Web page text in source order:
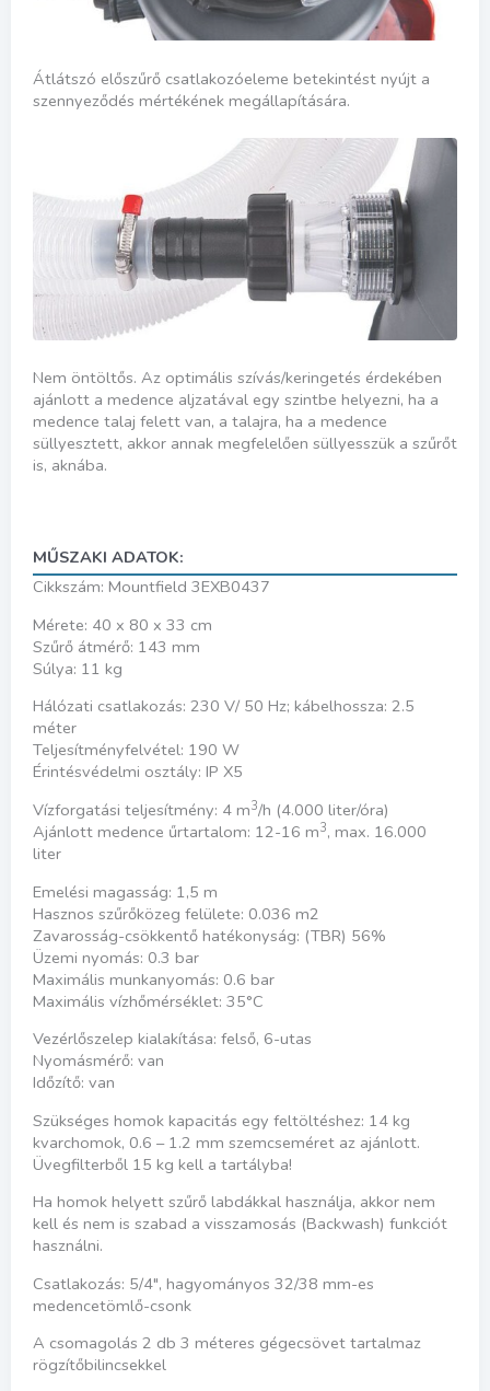
Átlátszó előszűrő csatlakozóeleme betekintést nyújt a
szennyeződés mértékének megállapítására.
Nem öntöltős. Az optimális szívás/keringetés érdekében
ajánlott a medence aljzatával egy szintbe helyezni, ha a
medence talaj felett van, a talajra, ha a medence
süllyesztett, akkor annak megfelelően süllyesszük a szűrőt
is, aknába.
MŰSZAKI ADATOK:
Cikkszám: Mountfield 3EXB0437
Mérete: 40 x 80 x 33 cm
Szűrő átmérő: 143 mm
Súlya: 11 kg
Hálózati csatlakozás: 230 V/ 50 Hz; kábelhossza: 2.5
méter
Teljesítményfelvétel: 190 W
Érintésvédelmi osztály: IP X5
Vízforgatási teljesítmény: 4 m3/h (4.000 liter/óra)
Ajánlott medence űrtartalom: 12-16 m3, max. 16.000
liter
Emelési magasság: 1,5 m
Hasznos szűrőközeg felülete: 0.036 m2
Zavarosság-csökkentő hatékonyság: (TBR) 56%
Üzemi nyomás: 0.3 bar
Maximális munkanyomás: 0.6 bar
Maximális vízhőmérséklet: 35°C
Vezérlőszelep kialakítása: felső, 6-utas
Nyomásmérő: van
Időzítő: van
Szükséges homok kapacitás egy feltöltéshez: 14 kg
kvarchomok, 0.6 – 1.2 mm szemcseméret az ajánlott.
Üvegfilterből 15 kg kell a tartályba!
Ha homok helyett szűrő labdákkal használja, akkor nem
kell és nem is szabad a visszamosás (Backwash) funkciót
használni.
Csatlakozás: 5/4″, hagyományos 32/38 mm-es
medencetömlő-csonk
A csomagolás 2 db 3 méteres gégecsövet tartalmaz
rögzítőbilincsekkel